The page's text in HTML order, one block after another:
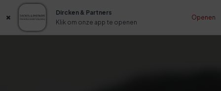
Dircken & Partners
Klik om onze app te openen
Openen